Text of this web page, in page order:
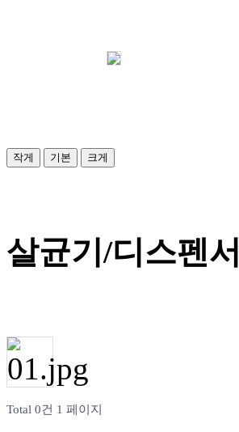
작게 기본 크게
살균기/디스펜서
Total 0건 1 페이지